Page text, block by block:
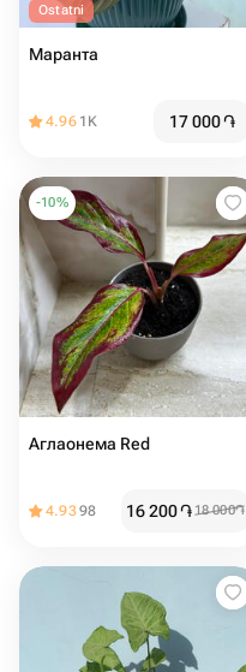
Ostatni
Маранта
4.96 1K 17 000֏
-10%
Аглаонема Red
4.9398 16 200֏18 000֏